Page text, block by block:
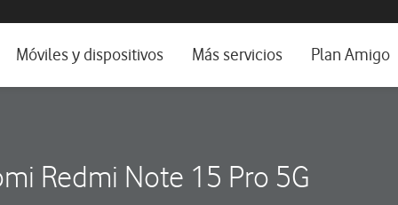
e idioma
Móviles y dispositivos
Ver todos
Más servicios Plan Amigo
Redmi Note 15 Pro 5G